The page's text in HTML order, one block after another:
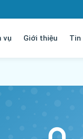
vụ Giới thiệu